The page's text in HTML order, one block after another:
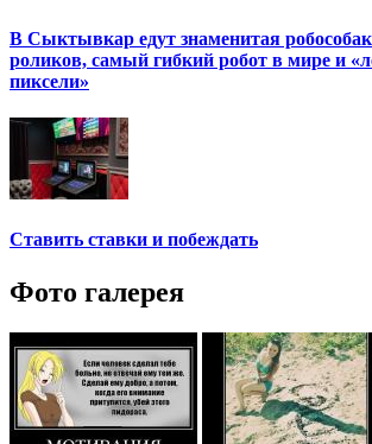
В Сыктывкар едут знаменитая
роликов, самый гибкий робот в мире и
пиксели»
Ставить ставки и побеждать
Фото галерея